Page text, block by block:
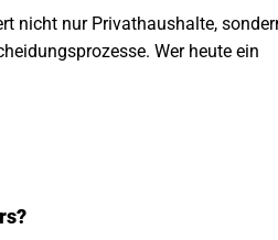
nicht nur Privathaushalte,
Wer heute ein